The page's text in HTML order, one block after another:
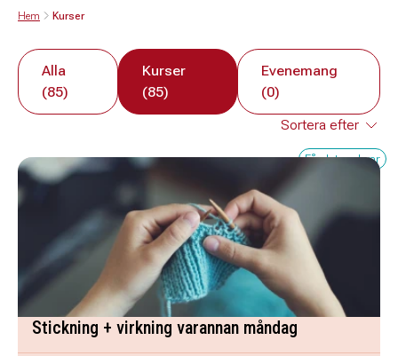
Hem Kurser
Alla
(85)
Kurser
(85)
Evenemang
(0)
Få platser kvar
Stickning + virkning varannan måndag